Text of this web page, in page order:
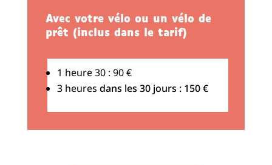
Avec votre vélo ou un vélo de
prêt (inclus dans le tarif)
1 heure 30 : 90 €
3 heures dans les 30 jours : 150 €